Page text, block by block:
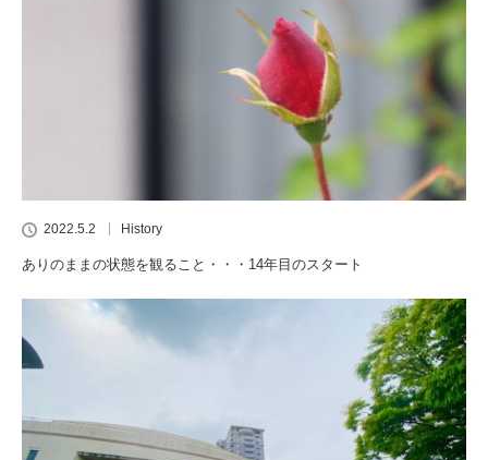
2022.5.2 History
ありのままの状態を観ること・・・14年目のスタート